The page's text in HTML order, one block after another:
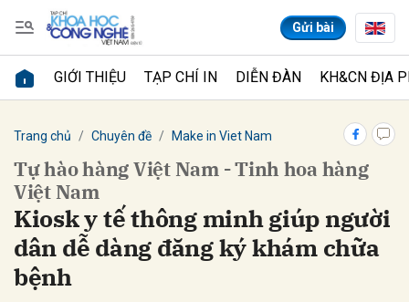
Gửi bài
GIỚI THIỆU TẠP CHÍ IN DIỄN ĐÀN KH&CN ĐỊA
Trang chủ Chuyên đề Make in Viet Nam
Tự hào hàng Việt Nam - Tinh hoa hàng
Việt Nam
Kiosk y tế thông minh giúp người
dân dễ dàng đăng ký khám chữa
bệnh
Gửi bình luận